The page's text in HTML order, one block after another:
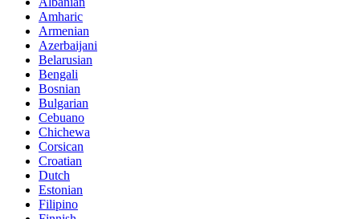
Amharic
Armenian
Azerbaijani
Belarusian
Bengali
Bosnian
Bulgarian
Cebuano
Chichewa
Corsican
Croatian
Dutch
Estonian
Filipino